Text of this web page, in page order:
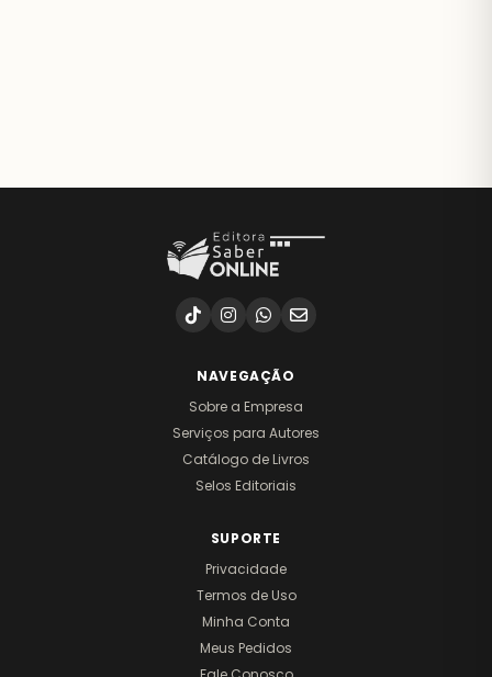
NAVEGAÇÃO
Sobre a Empresa
Serviços para Autores
Catálogo de Livros
Selos Editoriais
SUPORTE
Privacidade
Termos de Uso
Minha Conta
Meus Pedidos